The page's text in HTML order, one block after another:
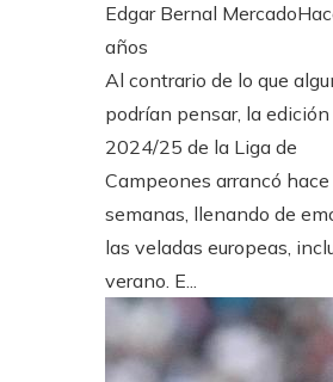
Edgar Bernal Mercado
años
Al contrario de lo que
podrían pensar, la edición
2024/25 de la Liga de
Campeones arrancó hace
semanas, llenando de
las veladas europeas,
verano. E...